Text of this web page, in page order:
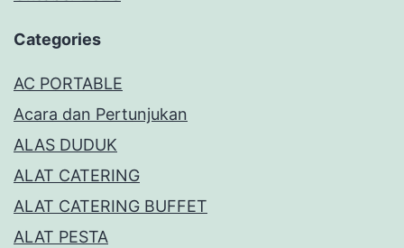
Categories
AC PORTABLE
Acara dan Pertunjukan
ALAS DUDUK
ALAT CATERING
ALAT CATERING BUFFET
ALAT PESTA